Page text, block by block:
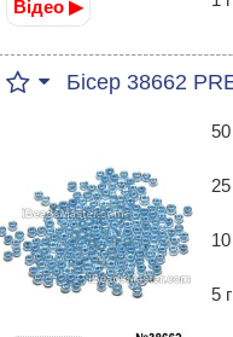
Відео ▶
Бісер 38662
50
25
10
5 г